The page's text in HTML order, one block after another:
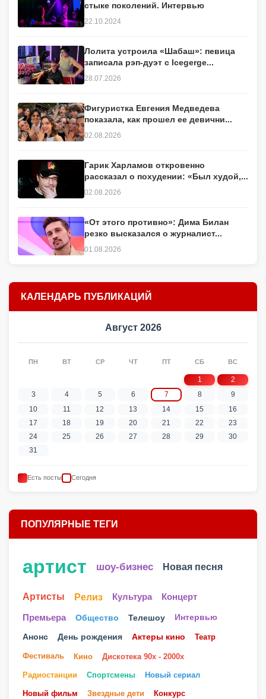
стыке поколений. Интервью
22.10.2024
Лолита устроила «Шабаш»: певица
записала рэп-дуэт с Icegerge...
28.07.2026
Фигуристка Евгения Медведева
показала, как прошел ее девични...
02.08.2026
Гарик Харламов откровенно
рассказал о похудении: «Был худой,...
02.08.2026
«От этого противно»: Дима Билан
резко высказался о журналист...
01.08.2026
КАЛЕНДАРЬ ПУБЛИКАЦИЙ
Август 2026
ПН ВТ СР ЧТ ПТ СБ ВС
1
2
3
4 5 6 7 8
9
10
11 12 13 14 15
16
17
18 19 20 21 22
23
24
25 26 27 28 29
30
31
Есть посты Сегодня
ПОПУЛЯРНЫЕ ТЕГИ
артист шоу-бизнес Новая песня
Артисты Релиз Культура Концерт
Премьера Общество Телешоу Интервью
Анонс День рождения Актеры кино Театр
Фестиваль Кино Дискотека 90х - 2000х
Радиостанции Спортсмены Новый сериал
Новый фильм Звездные дети Конкурс